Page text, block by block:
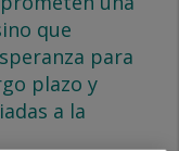
que
para
plazo y
a la